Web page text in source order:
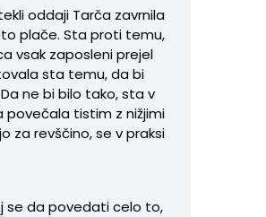
oddaji Tarča zavrnila
plače. Sta proti temu,
vsak zaposleni prejel
sta temu, da bi
ne bi bilo tako, sta v
tistim z nižjimi
za revščino, se v praksi
se da povedati celo to,